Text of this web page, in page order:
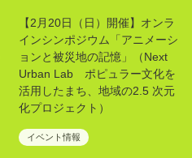
【2月20日（日）開催】オンラ
インシンポジウム「アニメーシ
ョンと被災地の記憶」（Next
Urban Lab ポピュラー文化を
活用したまち、地域の2.5 次元
化プロジェクト）
イベント情報